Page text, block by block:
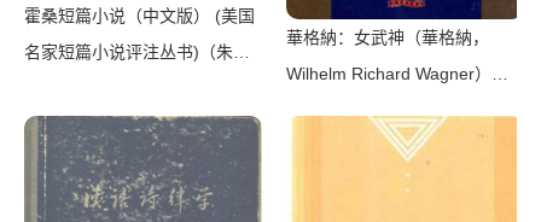
霍桑短篇小说（中文版） (美国
名家短篇小说评注丛书)（朱振
2017）
華格納：女武神（華格納，
Wilhelm Richard Wagner）